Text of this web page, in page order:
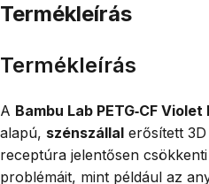
Termékleírás
Termékleírás
A Bambu Lab PETG‑CF Violet
alapú, szénszállal erősített
receptúra jelentősen
problémáit, mint például az